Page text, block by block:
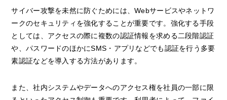
サイバー攻撃を未然に防ぐためには、Webサービスやネットワ
ークのセキュリティを強化することが重要です。強化する手段
としては、アクセスの際に複数の認証情報を求める二段階認証
や、パスワードのほかにSMS・アプリなどでも認証を行う多要
素認証などを導入する方法があります。
また、社内システムやデータへのアクセス権を社員の一部に限